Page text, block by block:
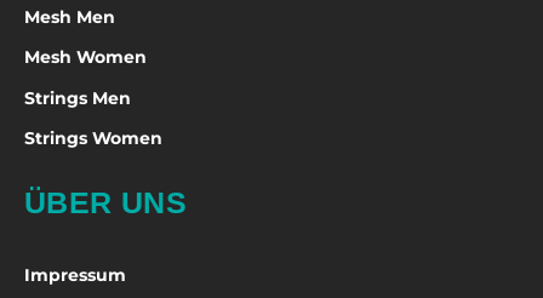
Mesh Men
Mesh Women
Strings Men
Strings Women
ÜBER UNS
Impressum